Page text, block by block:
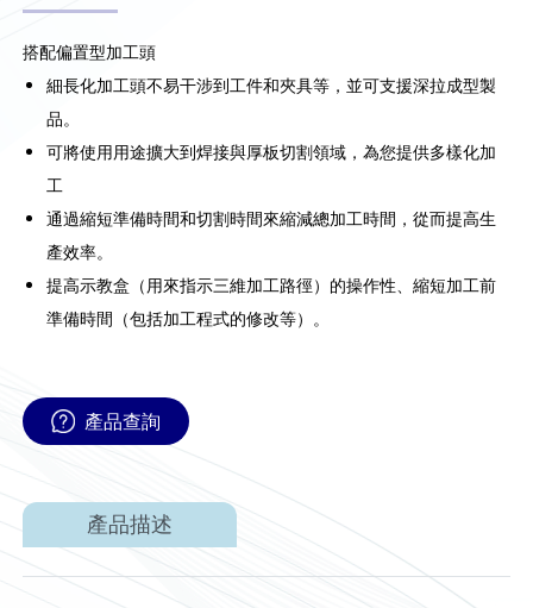
搭配偏置型加工頭
細長化加工頭不易干涉到工件和夾具等，並可支援深拉成型製
品。
可將使用用途擴大到焊接與厚板切割領域，為您提供多樣化加
工
通過縮短準備時間和切割時間來縮減總加工時間，從而提高生
產效率。
提高示教盒（用來指示三維加工路徑）的操作性、縮短加工前
準備時間（包括加工程式的修改等）。
產品查詢
產品描述